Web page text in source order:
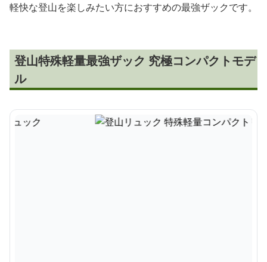
軽快な登山を楽しみたい方におすすめの最強ザックです。
登山特殊軽量最強ザック 究極コンパクトモデ
ル